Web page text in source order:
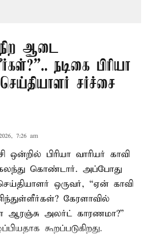
ஆடை
நடிகை பிரியா
செய்தியாளர் சர்ச்சை
7:26 am
ஒன்றில் பிரியா வாரியர் காவி
கொண்டார். அப்போது
ஒருவர், “ஏன் காவி
கேரளாவில்
ஆரஞ்சு அலர்ட் காரணமா?”
கூறப்படுகிறது.